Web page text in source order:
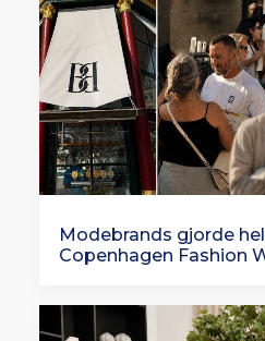
Modebrands gjorde
Copenhagen Fashion